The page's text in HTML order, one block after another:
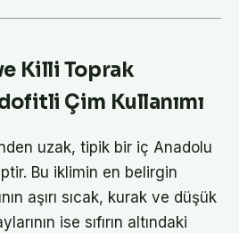
Killi Toprak
Çim Kullanımı
uzak, tipik bir iç Anadolu
Bu iklimin en belirgin
aşırı sıcak, kurak ve düşük
ise sıfırın altındaki